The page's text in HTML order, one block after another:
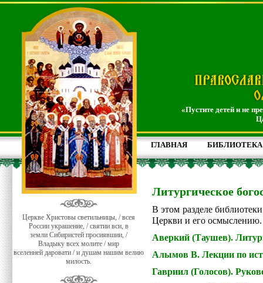
«Пустите детей и не
ГЛАВНАЯ БИБЛИОТЕКА
Церкве Христовы светильницы, / всея
России украшение, / святии вси, в
земли Сибиристей просиявшии, /
Владыку всех молите / мир
вселенней даровати / и душам нашим велию
милость.
Литургическое
В этом разделе
Церкви и его
Аверкий (Таушев).
Алымов В. Лекции по
Гавриил (Голосов).